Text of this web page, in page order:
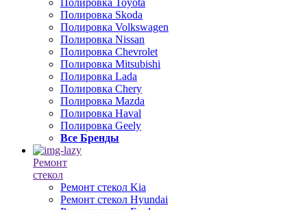
Полировка Toyota
Полировка Skoda
Полировка Volkswagen
Полировка Nissan
Полировка Chevrolet
Полировка Mitsubishi
Полировка Lada
Полировка Chery
Полировка Mazda
Полировка Haval
Полировка Geely
Все Бренды
Ремонт
стекол
Ремонт стекол Kia
Ремонт стекол Hyundai